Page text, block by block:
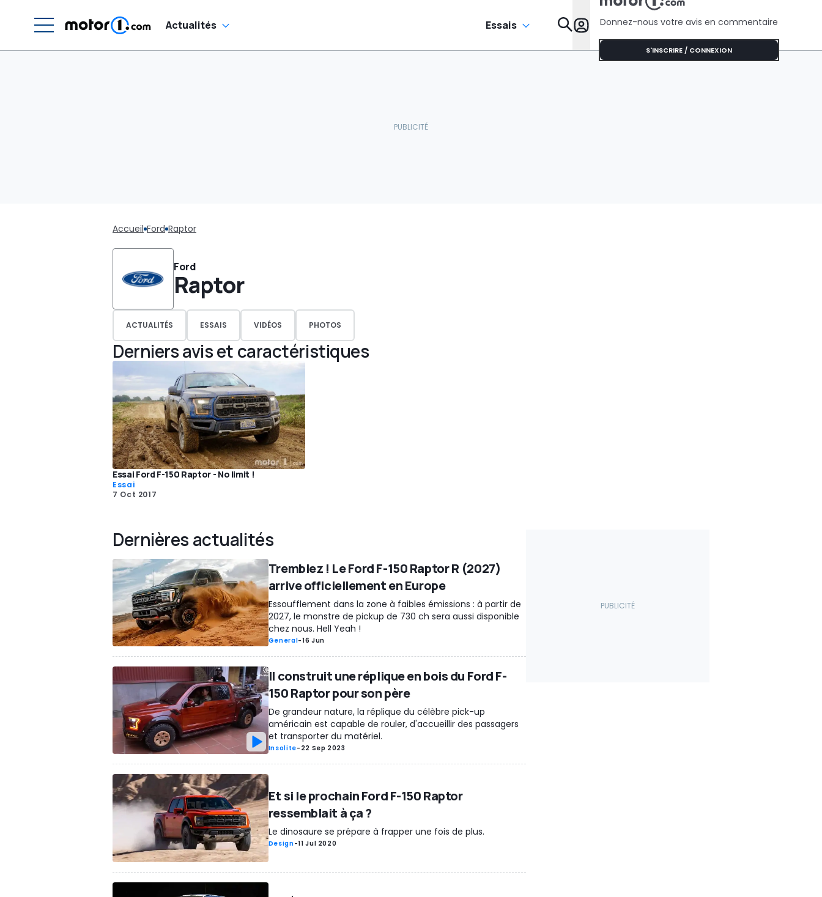
Actualités Essais Donnez-nous votre avis en commentaire
S'INSCRIRE / CONNEXION
Accueil Ford Raptor
Ford
Raptor
ACTUALITÉS ESSAIS VIDÉOS PHOTOS
Derniers avis et caractéristiques
Essai Ford F-150 Raptor - No limit !
Essai
7 Oct 2017
Dernières actualités
Tremblez ! Le Ford F-150 Raptor R (2027)
arrive officiellement en Europe
Essoufflement dans la zone à faibles émissions : à partir de
2027, le monstre de pickup de 730 ch sera aussi disponible
chez nous. Hell Yeah !
General-16 Jun
Il construit une réplique en bois du Ford F-
150 Raptor pour son père
De grandeur nature, la réplique du célèbre pick-up
américain est capable de rouler, d'accueillir des passagers
et transporter du matériel.
Insolite- 22 Sep 2023
Et si le prochain Ford F-150 Raptor
ressemblait à ça ?
Le dinosaure se prépare à frapper une fois de plus.
Design-11 Jul 2020